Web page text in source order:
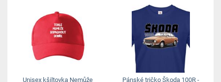
Unisex kšiltovka Nemůže Pánské tričko Škoda 100R -